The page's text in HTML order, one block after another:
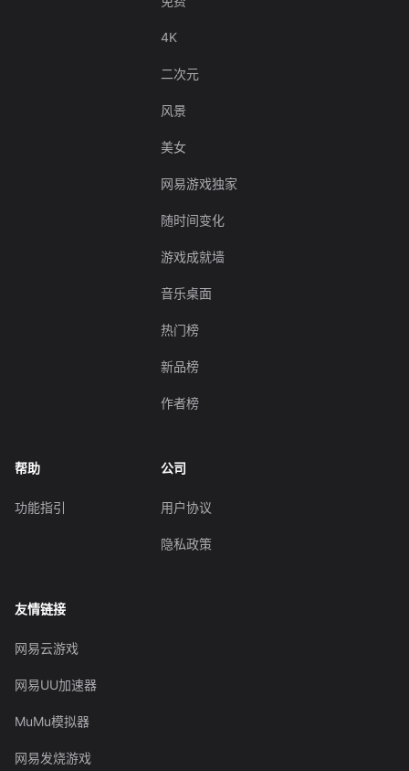
4K
二次元
风景
美女
网易游戏独家
随时间变化
游戏成就墙
音乐桌面
热门榜
新品榜
作者榜
帮助
功能指引
公司
用户协议
隐私政策
友情链接
网易云游戏
网易UU加速器
MuMu模拟器
网易发烧游戏